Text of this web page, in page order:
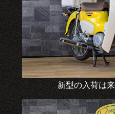
新型の入荷は